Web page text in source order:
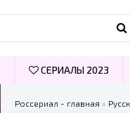
Россериал - главная »
СЕРИАЛЫ 2023